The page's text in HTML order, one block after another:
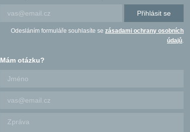
Přihlásit se
Odesláním formuláře souhlasíte sezásadami ochrany osobních
údajů.
Mám otázku?